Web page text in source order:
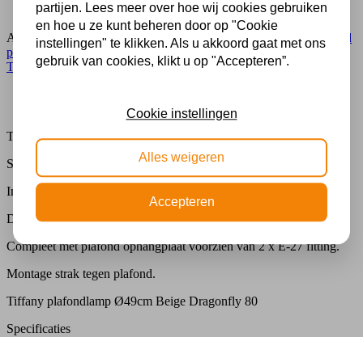
Veilig achteraf betalen met Klarna
Artikelnummer:1102-80 Categorie: Glas in lood lamp,Glas in lood
plafondlamp,Lampen,Plafonnières Medium Ø 35 tot Ø 49 cm
Tiffany dragonfly lamp,Tiffany plafondlamp
Tiffany plafondlamp Ø49cm Beige Dragonfly 80
Specificaties
Imposante Tiffany plafondlamp Dragonfly Beige 49cm
Diameter49 cm
Compleet met plafond ophangplaat voorzien van 2 x E-27 fitting.
Montage strak tegen plafond.
Tiffany plafondlamp Ø49cm Beige Dragonfly 80
Specificaties
partijen. Lees meer over hoe wij cookies gebruiken
en hoe u ze kunt beheren door op "Cookie
instellingen" te klikken. Als u akkoord gaat met ons
gebruik van cookies, klikt u op "Accepteren”.
Cookie instellingen
Alles weigeren
Accepteren